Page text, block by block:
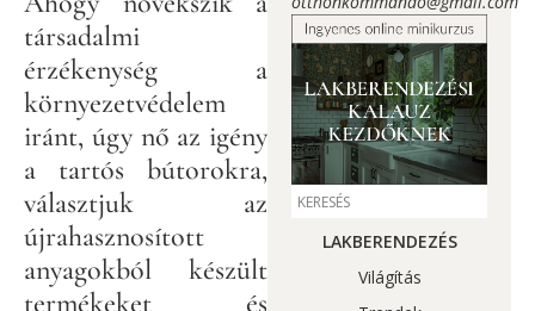
társadalmi
érzékenység a
környezetvédelem
iránt, úgy nő az igény
a tartós bútorokra,
választjuk az
újrahasznosított
anyagokból készült
termékeket és
LAKBERENDEZÉS
Világítás